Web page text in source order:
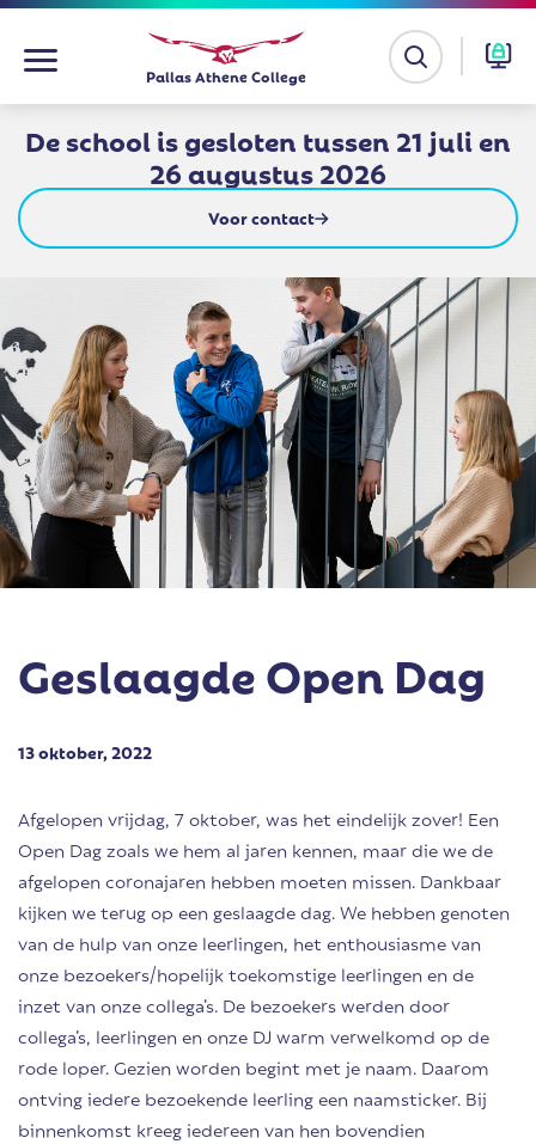
Ga
inhoud
Pallas Athene College
De school is gesloten tussen 21 juli en
26 augustus 2026
Voor contact
Geslaagde Open Dag
13 oktober, 2022
Afgelopen vrijdag, 7 oktober, was het eindelijk zover! Een
Open Dag zoals we hem al jaren kennen, maar die we de
afgelopen coronajaren hebben moeten missen. Dankbaar
kijken we terug op een geslaagde dag. We hebben genoten
van de hulp van onze leerlingen, het enthousiasme van
onze bezoekers/hopelijk toekomstige leerlingen en de
inzet van onze collega’s. De bezoekers werden door
collega’s, leerlingen en onze DJ warm verwelkomd op de
rode loper. Gezien worden begint met je naam. Daarom
ontving iedere bezoekende leerling een naamsticker. Bij
binnenkomst kreeg iedereen van hen bovendien